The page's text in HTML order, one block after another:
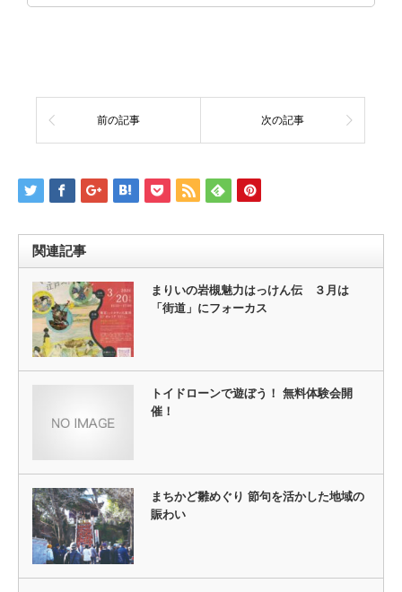
前の記事 次の記事
関連記事
まりいの岩槻魅力はっけん伝 ３月は
「街道」にフォーカス
トイドローンで遊ぼう！ 無料体験会開
催！
まちかど雛めぐり 節句を活かした地域の
賑わい